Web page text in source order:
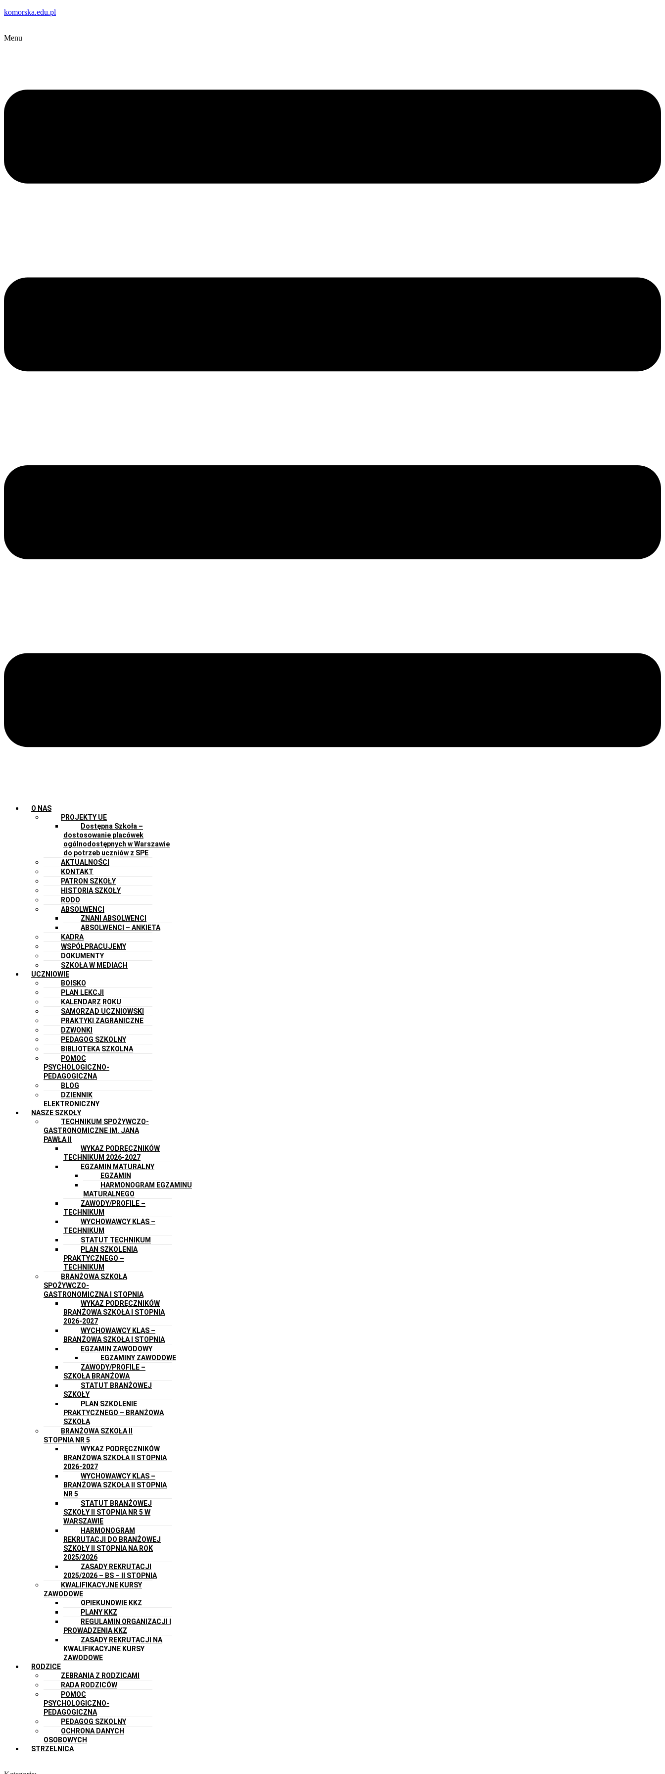
komorska.edu.pl
Menu
O NAS
PROJEKTY UE
Dostępna Szkoła –
dostosowanie placówek
ogólnodostępnych w Warszawie
do potrzeb uczniów z SPE
AKTUALNOŚCI
KONTAKT
PATRON SZKOŁY
HISTORIA SZKOŁY
RODO
ABSOLWENCI
ZNANI ABSOLWENCI
ABSOLWENCI – ANKIETA
KADRA
WSPÓŁPRACUJEMY
DOKUMENTY
SZKOŁA W MEDIACH
UCZNIOWIE
BOISKO
PLAN LEKCJI
KALENDARZ ROKU
SAMORZĄD UCZNIOWSKI
PRAKTYKI ZAGRANICZNE
DZWONKI
PEDAGOG SZKOLNY
BIBLIOTEKA SZKOLNA
POMOC
PSYCHOLOGICZNO-
PEDAGOGICZNA
BLOG
DZIENNIK
ELEKTRONICZNY
NASZE SZKOŁY
TECHNIKUM SPOŻYWCZO-
GASTRONOMICZNE IM. JANA
PAWŁA II
WYKAZ PODRĘCZNIKÓW
TECHNIKUM 2026-2027
EGZAMIN MATURALNY
EGZAMIN
HARMONOGRAM EGZAMINU
MATURALNEGO
ZAWODY/PROFILE –
TECHNIKUM
WYCHOWAWCY KLAS –
TECHNIKUM
STATUT TECHNIKUM
PLAN SZKOLENIA
PRAKTYCZNEGO –
TECHNIKUM
BRANŻOWA SZKOŁA
SPOŻYWCZO-
GASTRONOMICZNA I STOPNIA
WYKAZ PODRĘCZNIKÓW
BRANŻOWA SZKOŁA I STOPNIA
2026-2027
WYCHOWAWCY KLAS –
BRANŻOWA SZKOŁA I STOPNIA
EGZAMIN ZAWODOWY
EGZAMINY ZAWODOWE
ZAWODY/PROFILE –
SZKOŁA BRANŻOWA
STATUT BRANŻOWEJ
SZKOŁY
PLAN SZKOLENIE
PRAKTYCZNEGO – BRANŻOWA
SZKOŁA
BRANŻOWA SZKOŁA II
STOPNIA NR 5
WYKAZ PODRĘCZNIKÓW
BRANŻOWA SZKOŁA II STOPNIA
2026-2027
WYCHOWAWCY KLAS –
BRANŻOWA SZKOŁA II STOPNIA
NR 5
STATUT BRANŻOWEJ
SZKOŁY II STOPNIA NR 5 W
WARSZAWIE
HARMONOGRAM
REKRUTACJI DO BRANŻOWEJ
SZKOŁY II STOPNIA NA ROK
2025/2026
ZASADY REKRUTACJI
2025/2026 – BS – II STOPNIA
KWALIFIKACYJNE KURSY
ZAWODOWE
OPIEKUNOWIE KKZ
PLANY KKZ
REGULAMIN ORGANIZACJI I
PROWADZENIA KKZ
ZASADY REKRUTACJI NA
KWALIFIKACYJNE KURSY
ZAWODOWE
RODZICE
ZEBRANIA Z RODZICAMI
RADA RODZICÓW
POMOC
PSYCHOLOGICZNO-
PEDAGOGICZNA
PEDAGOG SZKOLNY
OCHRONA DANYCH
OSOBOWYCH
STRZELNICA